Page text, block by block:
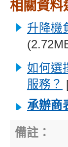
相關資料
升降機
如何選
服務？
承辦商
備註：